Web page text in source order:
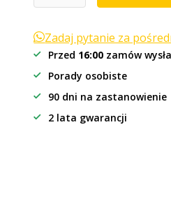
Zadaj pytanie za
Przed 16:00 zamów
Porady osobiste
90 dni na zastanowienie
2 lata gwarancji